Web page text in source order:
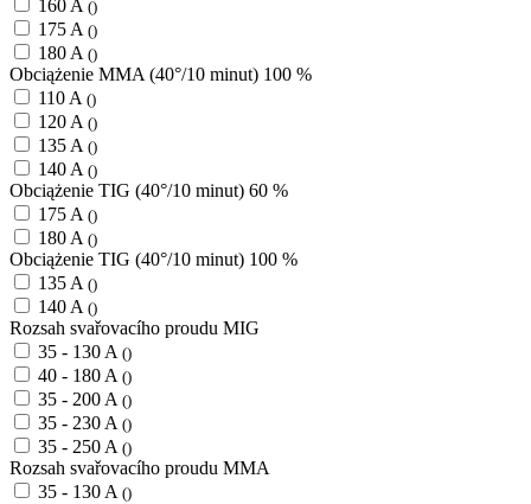
160 A ()
175 A ()
180 A ()
Obciążenie MMA (40°/10 minut) 100 %
110 A ()
120 A ()
135 A ()
140 A ()
Obciążenie TIG (40°/10 minut) 60 %
175 A ()
180 A ()
Obciążenie TIG (40°/10 minut) 100 %
135 A ()
140 A ()
Rozsah svařovacího proudu MIG
35 - 130 A ()
40 - 180 A ()
35 - 200 A ()
35 - 230 A ()
35 - 250 A ()
Rozsah svařovacího proudu MMA
35 - 130 A ()